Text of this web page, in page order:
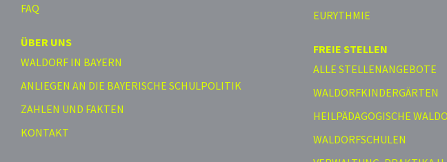
FAQ
ÜBER UNS
WALDORF IN BAYERN
ANLIEGEN AN DIE BAYERISCHE SCHULPOLITIK
ZAHLEN UND FAKTEN
KONTAKT
EURYTHMIE
FREIE STELLEN
ALLE STELLENANGEBOTE
WALDORFKINDERGÄRTEN
HEILPÄDAGOGISCHE
WALDORFSCHULEN